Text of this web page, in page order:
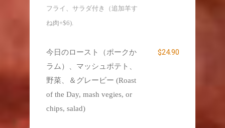
フライ、サラダ付き（追加羊す
ね肉+$6).
今日のロースト（ポークか
ラム）、マッシュポテト、
野菜、＆グレービー (Roast
of the Day, mash vegies, or
chips, salad)
$24.90